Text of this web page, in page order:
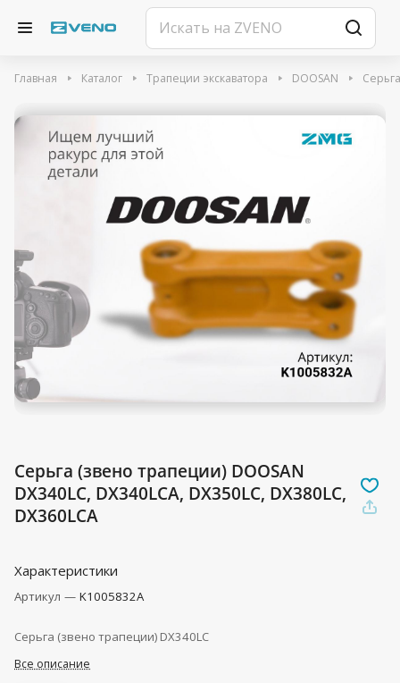
Главная Каталог Трапеции экскаватора DOOSAN
Серьга (звено трапеции) DOOSAN
DX340LC, DX340LCA, DX350LC, DX380LC,
DX360LCA
Характеристики
Артикул — K1005832A
Серьга (звено трапеции) DX340LC
Все описание